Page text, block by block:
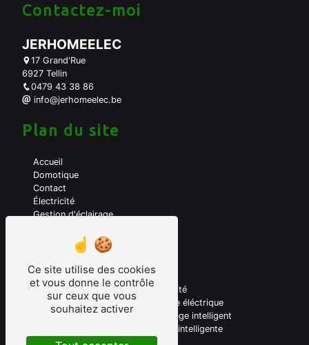
Contactez-moi
JERHOMEELEC
17 Grand'Rue
6927 Tellin
0479 43 38 86
info@jerhomeelec.be
Plan du site
Accueil
Domotique
Contact
Électricité
Gestion d'éclairage
Mes prestations
Domotique
Electricien domotique
Borne de recharge
Sécurité maison
Electricité
Véhicule éléctrique
Chauffage intelligent
Maison intelligente
KNX
Ce site utilise des cookies
et vous donne le contrôle
sur ceux que vous
souhaitez activer